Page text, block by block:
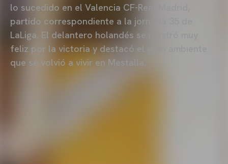
lo sucedido en el Valencia CF-Real Madrid,
partido correspondiente a la jornada 35 de
LaLiga. El delantero holandés se mostró muy
feliz por la victoria y destacó el gran ambiente
que se volvió a vivir en Mestalla.